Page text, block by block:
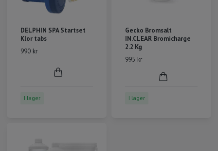
DELPHIN SPA Startset
Klor tabs
990 kr
I lager
Gecko Bromsalt
IN.CLEAR Bromicharge
2.2 Kg
995 kr
I lager